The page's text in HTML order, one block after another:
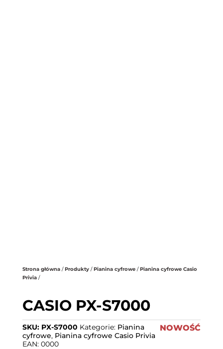
Strona główna/Produkty/Pianina cyfrowe/Pianina cyfrowe Casio
Privia/
CASIO PX-S7000
NOWOŚĆ
SKU: PX-S7000 Kategorie: Pianina
cyfrowe, Pianina cyfrowe Casio Privia
EAN: 0000